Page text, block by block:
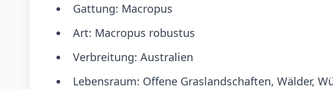
Gattung: Macropus
Art: Macropus robustus
Verbreitung: Australien
Lebensraum: Offene Graslandschaften, Wälder,